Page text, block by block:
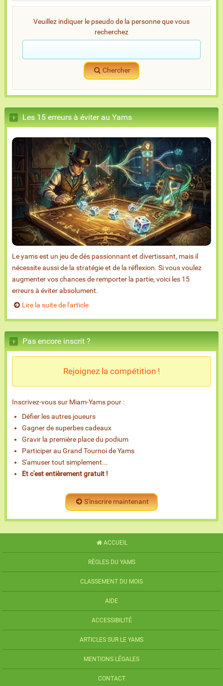
Veuillez indiquer le pseudo de la personne que vous
recherchez
Chercher
Les 15 erreurs à éviter au Yams
Le yams est un jeu de dés passionnant et divertissant, mais il
nécessite aussi de la stratégie et de la réflexion. Si vous voulez
augmenter vos chances de remporter la partie, voici les 15
erreurs à éviter absolument.
Lire la suite de l'article
Pas encore inscrit ?
Rejoignez la compétition !
Inscrivez-vous sur Miam-Yams pour :
Défier les autres joueurs
Gagner de superbes cadeaux
Gravir la première place du podium
Participer au Grand Tournoi de Yams
S'amuser tout simplement...
Et c'est entièrement gratuit !
S'inscrire maintenant
ACCUEIL
RÈGLES DU YAMS
CLASSEMENT DU MOIS
AIDE
ACCESSIBILITÉ
ARTICLES SUR LE YAMS
MENTIONS LÉGALES
CONTACT